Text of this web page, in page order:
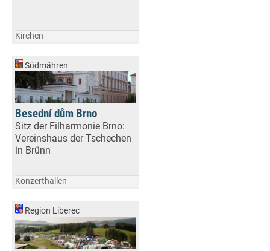
Kirchen
Südmähren
Besední dům Brno
Sitz der Filharmonie Brno:
Vereinshaus der Tschechen
in Brünn
Konzerthallen
Region Liberec